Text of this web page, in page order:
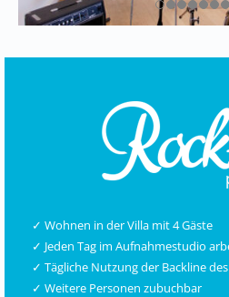
✓ Wohnen in der Villa mit 4 Gäste
✓ Jeden Tag im Aufnahmestudio
✓ Tägliche Nutzung der Backline
✓ Weitere Personen zubuchbar